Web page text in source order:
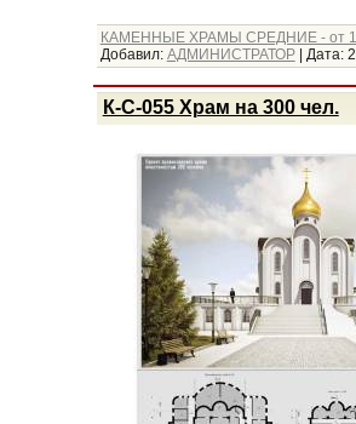
КАМЕННЫЕ ХРАМЫ СРЕДНИЕ - от
Добавил: АДМИНИСТРАТОР| Дата:
К-С-055 Храм на 300 чел.